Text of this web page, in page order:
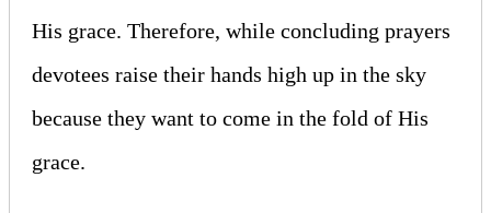
His grace. Therefore, while concluding prayers
devotees raise their hands high up in the sky
because they want to come in the fold of His
grace.